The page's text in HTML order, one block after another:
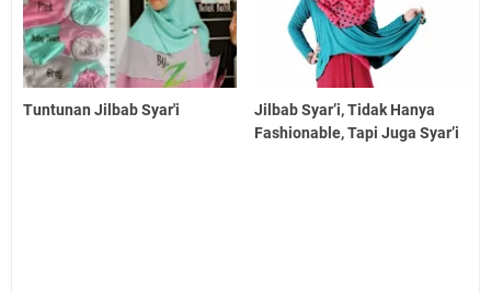
Tuntunan Jilbab Syar'i
Jilbab Syar’i, Tidak Hanya
Fashionable, Tapi Juga Syar’i